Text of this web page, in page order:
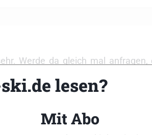
Werde da gleich mal anfragen,
das ist tatsächlich ein
und dann schauen, ob ich
wünschenswert. Aber mal
lesen?
Mit Abo